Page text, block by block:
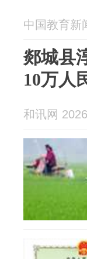
中国教育新
郯城县
10万人
和讯网